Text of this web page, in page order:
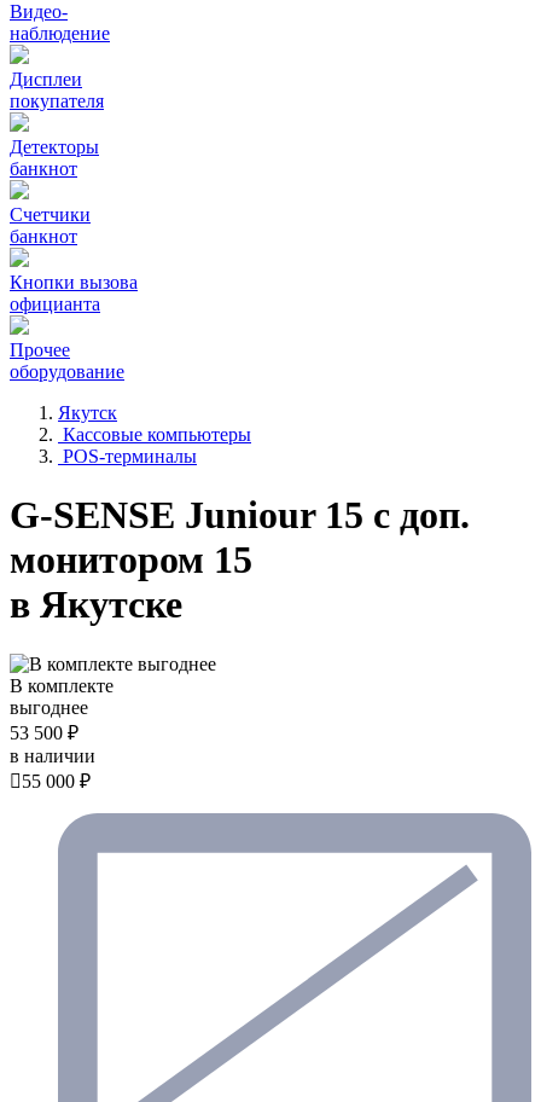
Видео‑
наблюдение
Дисплеи
покупателя
Детекторы
банкнот
Счетчики
банкнот
Кнопки вызова
официанта
Прочее
оборудование
Якутск
Кассовые компьютеры
POS-терминалы
G-SENSE Juniour 15 с доп.
монитором 15
в Якутске
В комплекте
выгоднее
53 500 ₽
в наличии
55 000 ₽